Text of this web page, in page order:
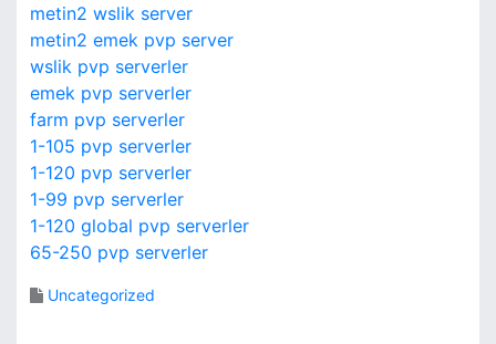
metin2 wslik server
metin2 emek pvp server
wslik pvp serverler
emek pvp serverler
farm pvp serverler
1-105 pvp serverler
1-120 pvp serverler
1-99 pvp serverler
1-120 global pvp serverler
65-250 pvp serverler
Uncategorized